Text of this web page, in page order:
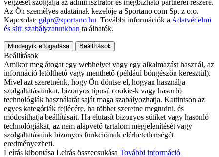
végzését szolgálja az adminisztrátor és megbízható partnerei részére.
Az Ön személyes adatainak kezelője a Sportano.com Sp. z o.o.
Kapcsolat: gdpr@sportano.hu. További információk a Adatvédelmi
és süti szabályzatunkban találhatók.
Mindegyik elfogadása Beállítások
Beállítások
Amikor meglátogat egy webhelyet vagy egy alkalmazást használ, az
információ letölthető vagy menthető (például böngészőn keresztül).
Mivel azt szeretnénk, hogy Ön döntse el, hogyan használja
szolgáltatásainkat, bizonyos típusú cookie-k vagy hasonló
technológiák használatát saját maga szabályozhatja. Kattintson az
egyes kategóriák fejlécére, ha többet szeretne megtudni, és
módosíthatja beállításait. Ha elutasít bizonyos sütiket vagy hasonló
technológiákat, az nem alapvető tartalom megjelenítését vagy
szolgáltatásaink bizonyos funkcióinak elérhetetlenségét
eredményezheti.
Leírás kibontása Leírás összecsukása További információ